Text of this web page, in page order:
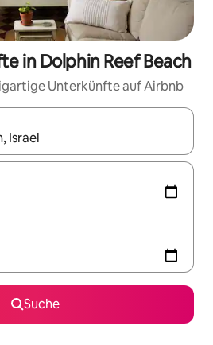
in Dolphin Reef Beach
Unterkünfte auf Airbnb
sind, navigiere mit den
Suche